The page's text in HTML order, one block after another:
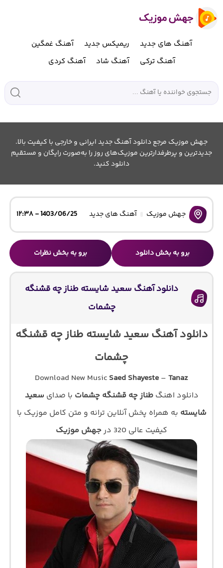
آهنگ های جدید ریمیکس جدید
آهنگ غمگین
آهنگ ترکی
آهنگ شاد آهنگ کردی
جهش موزیک مرجع دانلود آهنگ جدید ایرانی و خارجی با کیفیت بالا.
جدیدترین و پرطرفدارترین موزیک‌های روز را به‌صورت رایگان و مستقیم
دانلود کنید.
جهش موزیک آهنگ های جدید 1403/06/25 - ۱۲:۳۸
برو به بخش دانلود برو به بخش نظرات
دانلود آهنگ سعید شایسته طناز چه قشنگه
چشمات
دانلود آهنگ سعید شایسته طناز چه قشنگه
چشمات
Download New Music Saed Shayeste – Tanaz
دانلود اهنگطناز چه قشنگه چشمات با صدای سعید
شایسته به همراه پخش آنلاین ترانه و متن کامل موزیک با
کیفیت عالی 320 در
جهش موزیک